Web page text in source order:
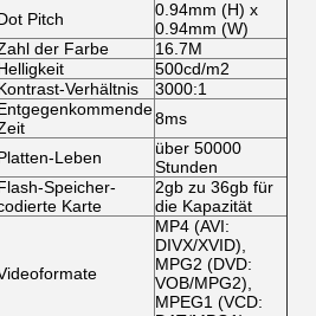
Pitch
0.94mm (H) x
0.94mm (W)
der Farbe
16.7M
500cd/m2
Verhältnis
3000:1
8ms
Leben
über 50000
Stunden
Speicher-
Karte
2gb zu 36gb für
die Kapazität
MP4 (AVI:
DIVX/XVID),
MPG2 (DVD:
VOB/MPG2),
MPEG1 (VCD: